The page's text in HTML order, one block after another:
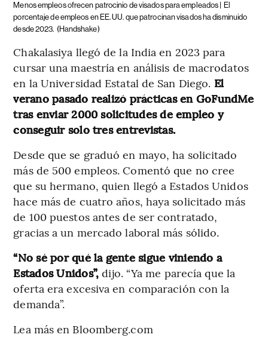
Menos empleos ofrecen patrocinio de visados para empleados |
El
porcentaje de empleos en EE. UU. que patrocinan visados ha disminuido
desde 2023. (Handshake)
Chakalasiya llegó de la India en 2023 para
cursar una maestría en análisis de macrodatos
en la Universidad Estatal de San Diego. El
verano pasado realizó prácticas en GoFundMe
tras enviar 2000 solicitudes de empleo y
conseguir solo tres entrevistas.
Desde que se graduó en mayo, ha solicitado
más de 500 empleos. Comentó que no cree
que su hermano, quien llegó a Estados Unidos
hace más de cuatro años, haya solicitado más
de 100 puestos antes de ser contratado,
gracias a un mercado laboral más sólido.
“No sé por qué la gente sigue viniendo a
Estados Unidos”, dijo. “Ya me parecía que la
oferta era excesiva en comparación con la
demanda”.
Lea más en Bloomberg.com